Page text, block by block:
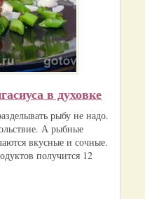
в духовке
рыбу не надо.
А рыбные
вкусные и сочные.
получится 12